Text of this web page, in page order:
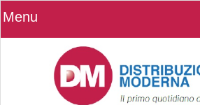
Menu